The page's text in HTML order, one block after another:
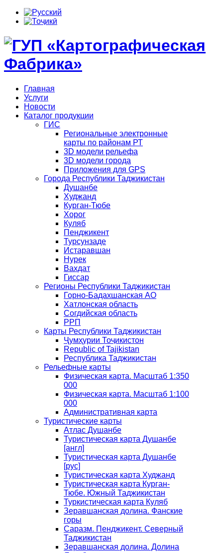
Главная
Услуги
Новости
Каталог продукции
ГИС
Региональные электронные
карты по районам РТ
3D модели рельефа
3D модели города
Приложения для GPS
Города Республики Таджикистан
Душанбе
Худжанд
Курган-Тюбе
Хорог
Куляб
Пенджикент
Турсунзаде
Истаравшан
Нурек
Вахдат
Гиссар
Регионы Республики Таджикистан
Горно-Бадахшанская АО
Хатлонская область
Согдийская область
РРП
Карты Республики Таджикистан
Ҷумҳурии Тоҷикистон
Republic of Tajikistan
Республика Таджикистан
Рельефные карты
Физическая карта. Масштаб 1:350
000
Физическая карта. Масштаб 1:100
000
Административная карта
Туристические карты
Атлас Душанбе
Туристическая карта Душанбе
[англ]
Туристическая карта Душанбе
[рус]
Туристическая карта Худжанд
Туристическая карта Курган-
Тюбе. Южный Таджикистан
Туркистическая карта Куляб
Зеравшанская долина. Фанские
горы
Саразм. Пенджикент. Северный
Таджикистан
Зеравшанская долина. Долина